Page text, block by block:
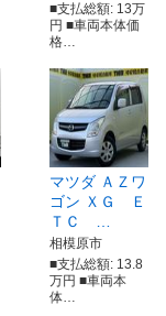
■支払総額: 13万
円 ■車両本体価
格…
マツダ ＡＺワ
ゴン ＸＧ Ｅ
ＴＣ …
相模原市
■支払総額: 13.8
万円 ■車両本
体…